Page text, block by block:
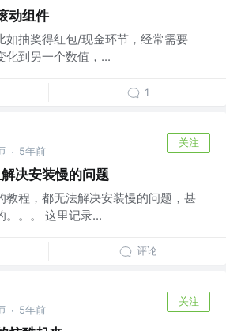
动组件
如抽奖得红包/现金环节，经常需要
化到另一个数值，...
1
· 5年前
关注
决安装慢的问题
教程，都无法解决安装慢的问题，甚
。。。 这里记录...
评论
· 5年前
关注